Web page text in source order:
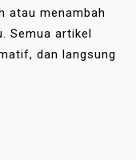
atau menambah
Semua artikel
dan langsung